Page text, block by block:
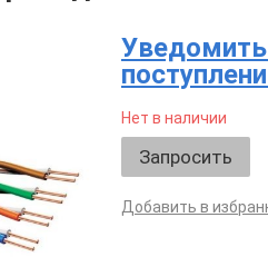
Нет в наличии
Запросить
Добавить в